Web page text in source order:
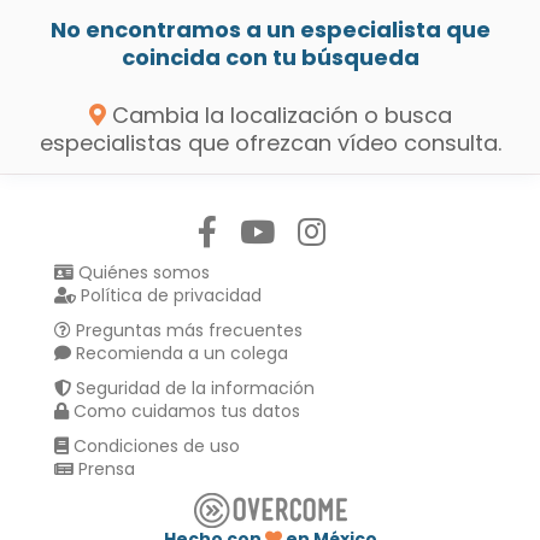
No encontramos a un especialista que
coincida con tu búsqueda
Cambia la localización o busca
especialistas que ofrezcan vídeo consulta.
Quiénes somos
Política de privacidad
Preguntas más frecuentes
Recomienda a un colega
Seguridad de la información
Como cuidamos tus datos
Condiciones de uso
Prensa